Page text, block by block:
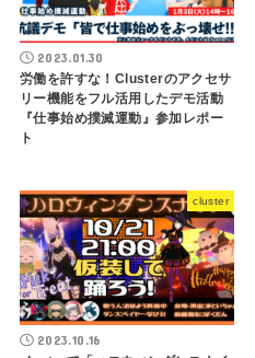
2023.01.30
労働を許すな！Clusterのアクセサ
リー機能をフル活用したデモ活動
『仕事始め撲滅運動』参加レポー
ト
cluster
2023.10.16